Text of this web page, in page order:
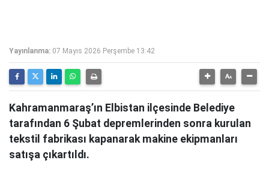
Yayınlanma: 07 Mayıs 2026 Perşembe 13:42
Kahramanmaraş’ın Elbistan ilçesinde Belediye
tarafından 6 Şubat depremlerinden sonra kurulan
tekstil fabrikası kapanarak makine ekipmanları
satışa çıkartıldı.